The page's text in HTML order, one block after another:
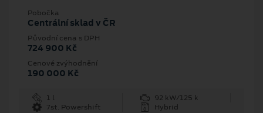
Pobočka
Centrální sklad v ČR
Původní cena s DPH
724 900 Kč
Cenové zvýhodnění
190 000 Kč
1 l
92 kW/125 k
7st. Powershift
Hybrid